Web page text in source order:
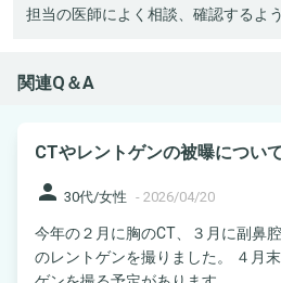
担当の医師によく相談、確認するよ
関連Q＆A
CTやレントゲンの被曝につい
person 30代/女性 - 2026/04/20
今年の２月に胸のCT、３月に副鼻
のレントゲンを撮りました。 ４月